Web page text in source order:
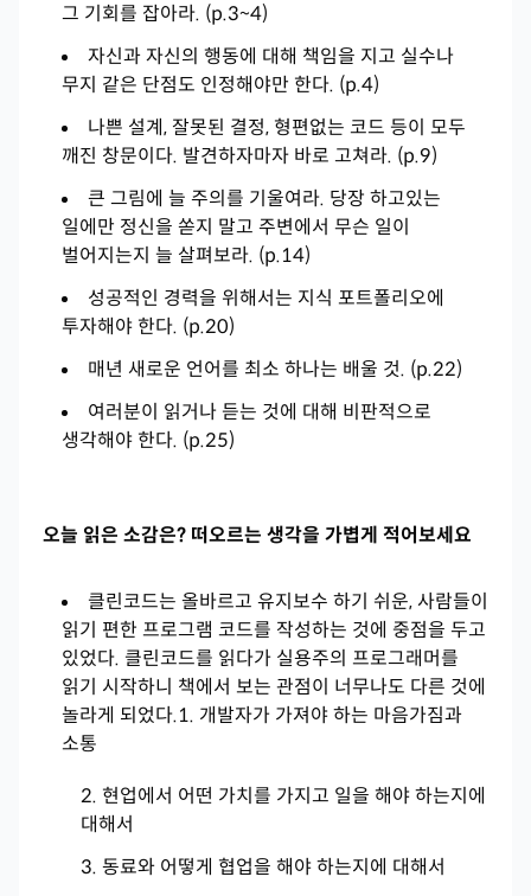
그 기회를 잡아라. (p.3~4)
자신과 자신의 행동에 대해 책임을 지고 실수나
무지 같은 단점도 인정해야만 한다. (p.4)
나쁜 설계, 잘못된 결정, 형편없는 코드 등이 모두
깨진 창문이다. 발견하자마자 바로 고쳐라. (p.9)
큰 그림에 늘 주의를 기울여라. 당장 하고있는
일에만 정신을 쏟지 말고 주변에서 무슨 일이
벌어지는지 늘 살펴보라. (p.14)
성공적인 경력을 위해서는 지식 포트폴리오에
투자해야 한다. (p.20)
매년 새로운 언어를 최소 하나는 배울 것. (p.22)
여러분이 읽거나 듣는 것에 대해 비판적으로
생각해야 한다. (p.25)
오늘 읽은 소감은? 떠오르는 생각을 가볍게 적어보세요
클린코드는 올바르고 유지보수 하기 쉬운, 사람들이
읽기 편한 프로그램 코드를 작성하는 것에 중점을 두고
있었다. 클린코드를 읽다가 실용주의 프로그래머를
읽기 시작하니 책에서 보는 관점이 너무나도 다른 것에
놀라게 되었다.1. 개발자가 가져야 하는 마음가짐과
소통
현업에서 어떤 가치를 가지고 일을 해야 하는지에
대해서
동료와 어떻게 협업을 해야 하는지에 대해서